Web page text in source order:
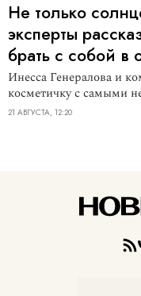
Не только
эксперты
брать с собой в
Инесса Генералова и
косметичку с самыми
21 АВГУСТА, 12:20